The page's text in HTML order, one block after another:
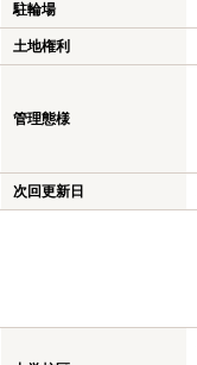
駐輪場
土地権利
管理態様
次回更新日